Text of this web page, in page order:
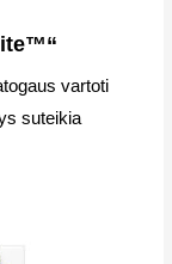
vartoti
suteikia